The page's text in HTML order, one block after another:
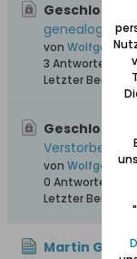
von Wolfgang
3 Antworten
Letzter Beitrag
Verstorbenen
von Wolfgang
0 Antworten
Letzter Beitrag
Martin
"